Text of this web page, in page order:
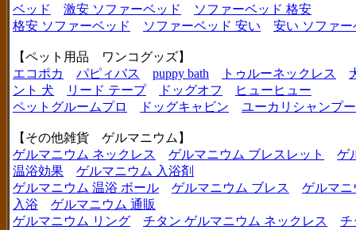
ベッド
激安 ソファーベッド
ソファーベッド 格安
格安 ソファーベッド
ソファーベッド 安い 安い ソファー
【ペット用品 ワンコグッズ】
エコポカ
パピィバス puppy bath トゥルーネックレス
ント 犬
リード テープ ドッグオフ
ヒューヒュー
ペットグルームプロ
ドッグキャビン ユーカリシャンプー
【その他雑貨 ゲルマニウム】
ゲルマニウム ネックレス
ゲルマニウム ブレスレット
ゲ
温浴効果
ゲルマニウム 入浴剤
ゲルマニウム 温浴 ボール
ゲルマニウム ブレス
ゲルマニ
入浴
ゲルマニウム 通販
ゲルマニウム リング
チタン ゲルマニウム ネックレス
チ